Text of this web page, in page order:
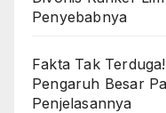
Penyebabnya
Fakta Tak
Pengaruh Besar
Penjelasannya